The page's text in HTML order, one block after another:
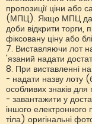
пропозиції ціни або
(МПЦ). Якщо МПЦ
доби відкрити
фіксовану ціну або
7. Виставляючи лот
'язаний надати
8. При виставленні
- надати назву лоту
особливих знаків
- завантажити у
іншого
тіла) оригінальні